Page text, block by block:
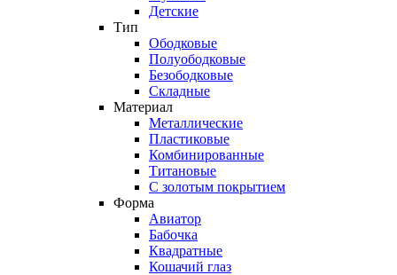
Детские
Тип
Ободковые
Полуободковые
Безободковые
Складные
Материал
Металлические
Пластиковые
Комбинированные
Титановые
С золотым покрытием
Форма
Авиатор
Бабочка
Квадратные
Кошачий глаз